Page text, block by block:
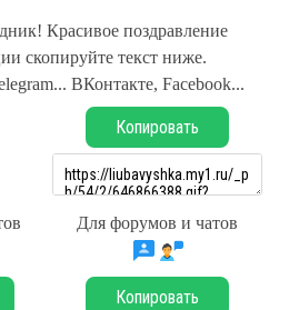
Красивое поздравление
скопируйте текст ниже.
ВКонтакте, Facebook...
Копировать
Для форумов и чатов
Копировать